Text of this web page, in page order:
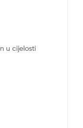
u cijelosti